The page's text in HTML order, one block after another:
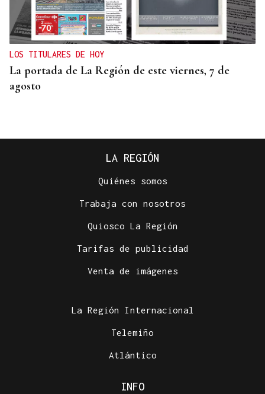
LOS TITULARES DE HOY
La portada de La Región de este viernes, 7 de
agosto
Toxos e Xestas se prepara para celebrar su 50
LA REGIÓN
Quiénes somos
Trabaja con nosotros
Quiosco La Región
Tarifas de publicidad
Venta de imágenes
La Región Internacional
Telemiño
Atlántico
INFO